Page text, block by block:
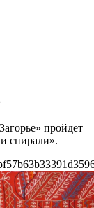
пройдет
спирали».